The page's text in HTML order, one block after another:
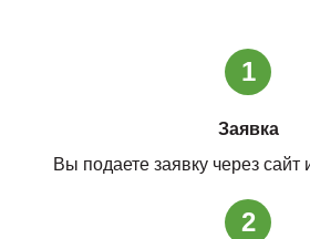
1
Заявка
Вы подаете заявку через
2